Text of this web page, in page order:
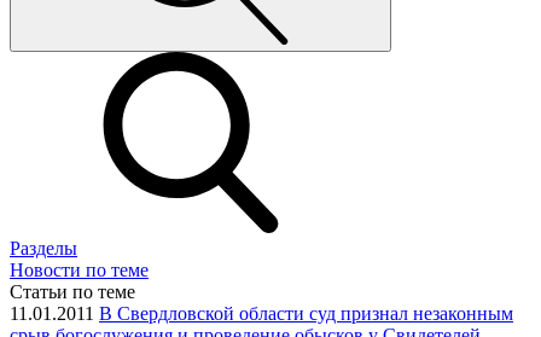
Разделы
Новости по теме
Статьи по теме
11.01.2011 В Свердловской области суд признал незаконным